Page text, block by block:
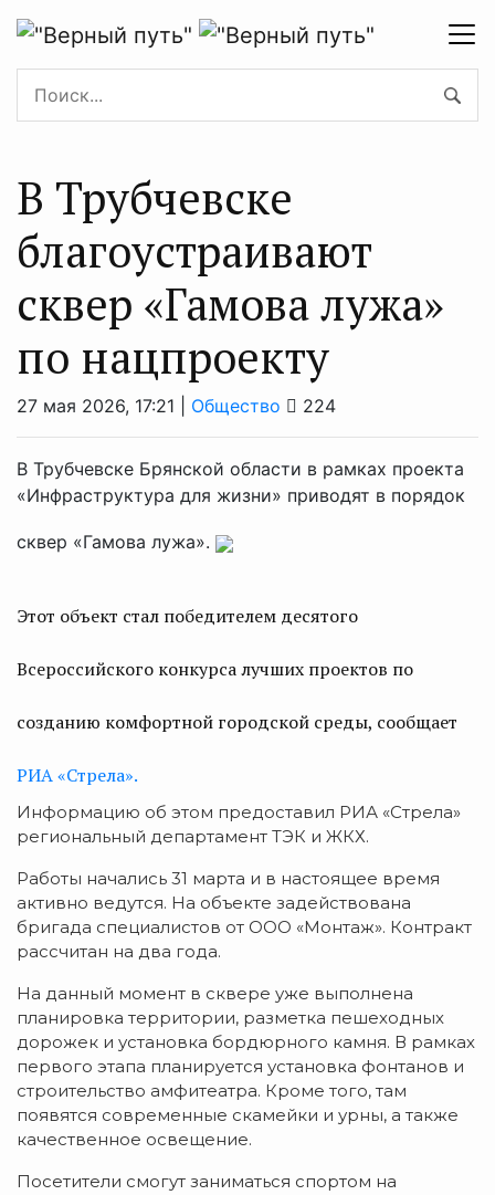
В Трубчевске
благоустраивают
сквер «Гамова лужа»
по нацпроекту
27 мая 2026, 17:21 | Общество 224
В Трубчевске Брянской области в рамках проекта
«Инфраструктура для жизни» приводят в порядок
сквер «Гамова лужа».
Этот объект стал победителем десятого
Всероссийского конкурса лучших проектов по
созданию комфортной городской среды, сообщает
РИА «Стрела».
Информацию об этом предоставил РИА «Стрела»
региональный департамент ТЭК и ЖКХ.
Работы начались 31 марта и в настоящее время
активно ведутся. На объекте задействована
бригада специалистов от ООО «Монтаж». Контракт
рассчитан на два года.
На данный момент в сквере уже выполнена
планировка территории, разметка пешеходных
дорожек и установка бордюрного камня. В рамках
первого этапа планируется установка фонтанов и
строительство амфитеатра. Кроме того, там
появятся современные скамейки и урны, а также
качественное освещение.
Посетители смогут заниматься спортом на